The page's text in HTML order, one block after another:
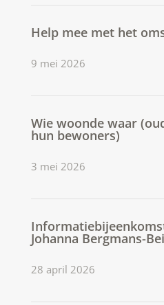
Help mee met het
9 mei 2026
Wie woonde waar
hun bewoners)
3 mei 2026
Johanna Bergmans-
28 april 2026